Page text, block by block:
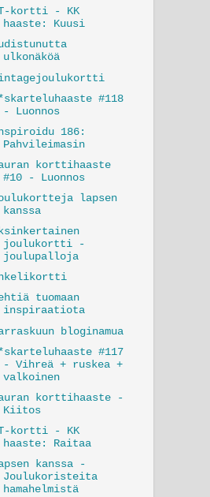
kortti - KK
haaste: Kuusi
ulkonäköä
#118
- Luonnos
186:
Pahvileimasin
korttihaaste
#10 - Luonnos
lapsen
kanssa
joulukortti -
joulupalloja
tuomaan
inspiraatiota
bloginamua
#117
- Vihreä + ruskea +
valkoinen
korttihaaste -
Kiitos
kortti - KK
haaste: Raitaa
kanssa -
Joulukoristeita
hamahelmistä